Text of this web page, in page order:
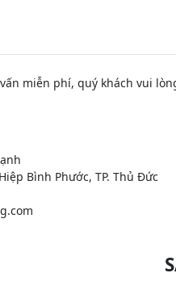
miễn phí, quý khách vui
Bình Phước, TP. Thủ Đức